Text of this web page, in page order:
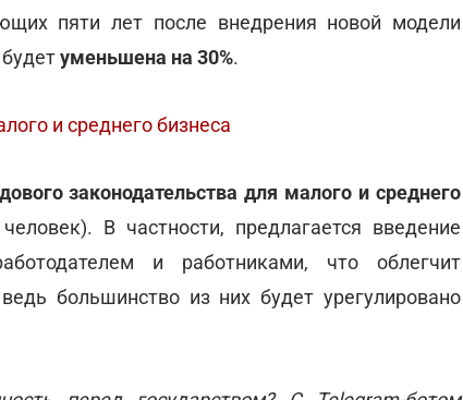
пяти лет после внедрения новой модели
уменьшена на 30%.
и среднего бизнеса
законодательства для малого и среднего
В частности, предлагается введение
и работниками, что облегчит
большинство из них будет урегулировано